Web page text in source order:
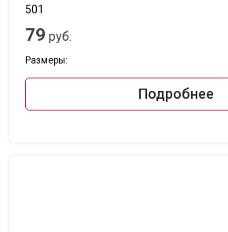
501
79 руб.
Размеры:
Подробнее